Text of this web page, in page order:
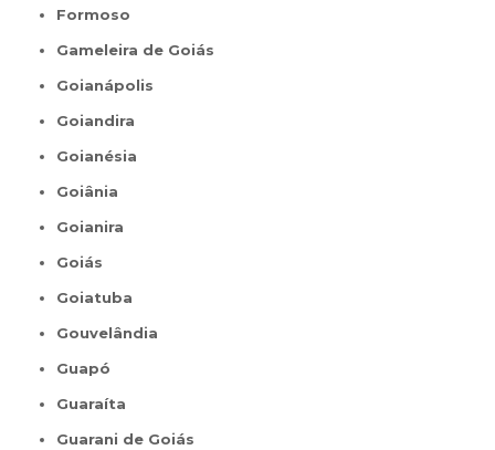
Formoso
Gameleira de Goiás
Goianápolis
Goiandira
Goianésia
Goiânia
Goianira
Goiás
Goiatuba
Gouvelândia
Guapó
Guaraíta
Guarani de Goiás